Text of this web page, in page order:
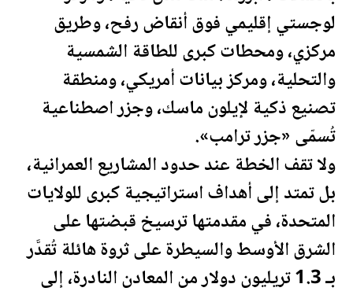
لوجستي إقليمي فوق أنقاض رفح، وطريق
مركزي، ومحطات كبرى للطاقة الشمسية
والتحلية، ومركز بيانات أمريكي، ومنطقة
تصنيع ذكية لإيلون ماسك، وجزر اصطناعية
تُسمّى «جزرترامب».
ولا تقف الخطة عند حدود المشاريع العمرانية،
بل تمتد إلى أهداف استراتيجية كبرى للولايات
المتحدة، في مقدمتها ترسيخ قبضتها على
الشرق الأوسط والسيطرة على ثروة هائلة تُقدَّر
بـ 1.3 تريليون دولار من المعادن ال
نادرة، إلى